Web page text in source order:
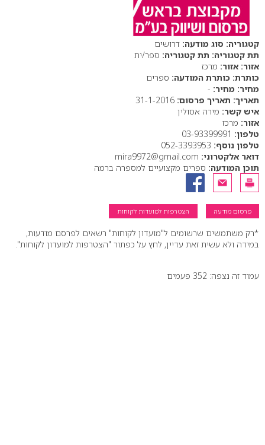
סוג מודעה: דרושים
תת קטגוריה: ספר/ית
אזור: מרכז
כותרת המודעה: ספרים
מחיר: -
תאריך פרסום:
איש קשר: מירה אסולין
אזור: מרכז
טלפון:
טלפון נוסף:
דואר אלקטרוני:
תוכן המודעה: ספרים מקצועיים למספרה ברמה
פרסום מודעה הצטרפות למועדות לקוחות
*רק משתמשים שרשומים ל"מועדון לקוחות" רשאים לפרסם מודעות,
במידה ולא עשית זאת עדיין, לחץ על כפתור "הצטרפות למועדון לקוחות".
עמוד זה נצפה: 352 פעמים